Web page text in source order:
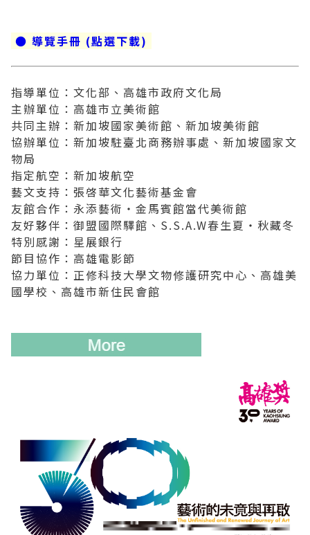
● 導覽手冊 (點選下載)
指導單位：文化部、高雄市政府文化局
主辦單位：高雄市立美術館
共同主辦：新加坡國家美術館、新加坡美術館
協辦單位：新加坡駐臺北商務辦事處、新加坡國家文
物局
指定航空：新加坡航空
藝文支持：張啓華文化藝術基金會
友館合作：永添藝術・金馬賓館當代美術館
友好夥伴：御盟國際驛館、S.S.A.W春生夏・秋藏冬
特別感謝：星展銀行
節目協作：高雄電影節
協力單位：正修科技大學文物修護研究中心、高雄美
國學校、高雄市新住民會館